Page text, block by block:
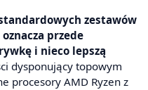
zestawów
przede
i nieco lepszą
dysponujący topowym
procesory AMD Ryzen z